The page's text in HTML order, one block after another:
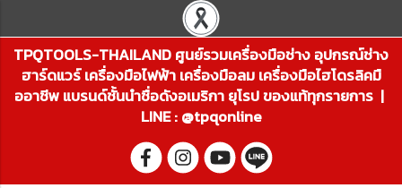
TPQTOOLS-THAILAND ศูนย์รวมเครื่องมือช่าง อุปกรณ์ช่าง
ฮาร์ดแวร์ เครื่องมือไฟฟ้า เครื่องมือลม เครื่องมือไฮโดรลิคมื
ออาชีพ แบรนด์ชั้นนำชื่อดังอเมริกา ยุโรป ของแท้ทุกรายการ |
LINE : @tpqonline